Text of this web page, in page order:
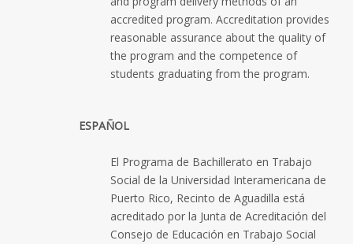
accredited program. Accreditation provides
reasonable assurance about the quality of
the program and the competence of
students graduating from the program.
ESPAÑOL
El Programa de Bachillerato en Trabajo
Social de la Universidad Interamericana de
Puerto Rico, Recinto de Aguadilla está
acreditado por la Junta de Acreditación del
Consejo de Educación en Trabajo Social